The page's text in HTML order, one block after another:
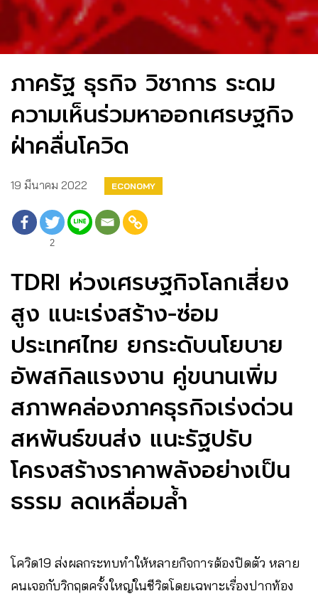
ภาครัฐ ธุรกิจ วิชาการ ระดม
ความเห็นร่วมหาออกเศรษฐกิจ
ฝ่าคลื่นโควิด
19 มีนาคม 2022 ECONOMY
2
TDRI ห่วงเศรษฐกิจโลกเสี่ยง
สูง แนะเร่งสร้าง-ซ่อม
ประเทศไทย ยกระดับนโยบาย
อัพสกิลแรงงาน คู่ขนานเพิ่ม
สภาพคล่องภาคธุรกิจเร่งด่วน
สหพันธ์ขนส่ง แนะรัฐปรับ
โครงสร้างราคาพลังอย่างเป็น
ธรรม ลดเหลื่อมล้ำ
โควิด19 ส่งผลกระทบทำให้หลายกิจการต้องปิดตัว หลาย
คนเจอกับวิกฤตครั้งใหญ่ในชีวิตโดยเฉพาะเรื่องปากท้อง